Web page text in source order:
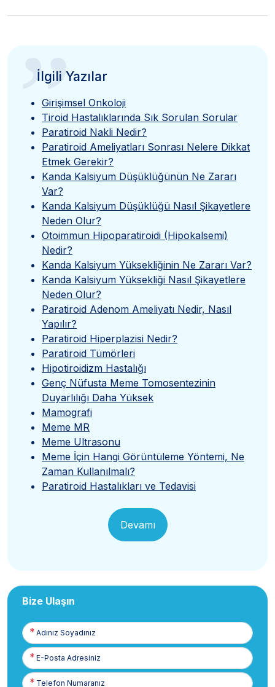
”
İlgili Yazılar
Girişimsel Onkoloji
Tiroid Hastalıklarında Sık Sorulan Sorular
Paratiroid Nakli Nedir?
Paratiroid Ameliyatları Sonrası Nelere Dikkat
Etmek Gerekir?
Kanda Kalsiyum Düşüklüğünün Ne Zararı
Var?
Kanda Kalsiyum Düşüklüğü Nasıl Şikayetlere
Neden Olur?
Otoimmun Hipoparatiroidi (Hipokalsemi)
Nedir?
Kanda Kalsiyum Yüksekliğinin Ne Zararı Var?
Kanda Kalsiyum Yüksekliği Nasıl Şikayetlere
Neden Olur?
Paratiroid Adenom Ameliyatı Nedir, Nasıl
Yapılır?
Paratiroid Hiperplazisi Nedir?
Paratiroid Tümörleri
Hipotiroidizm Hastalığı
Genç Nüfusta Meme Tomosentezinin
Duyarlılığı Daha Yüksek
Mamografi
Meme MR
Meme Ultrasonu
Meme İçin Hangi Görüntüleme Yöntemi, Ne
Zaman Kullanılmalı?
Paratiroid Hastalıkları ve Tedavisi
Devamı
Bize Ulaşın
Adınız
Soyadınız
E-
Posta
Telefon